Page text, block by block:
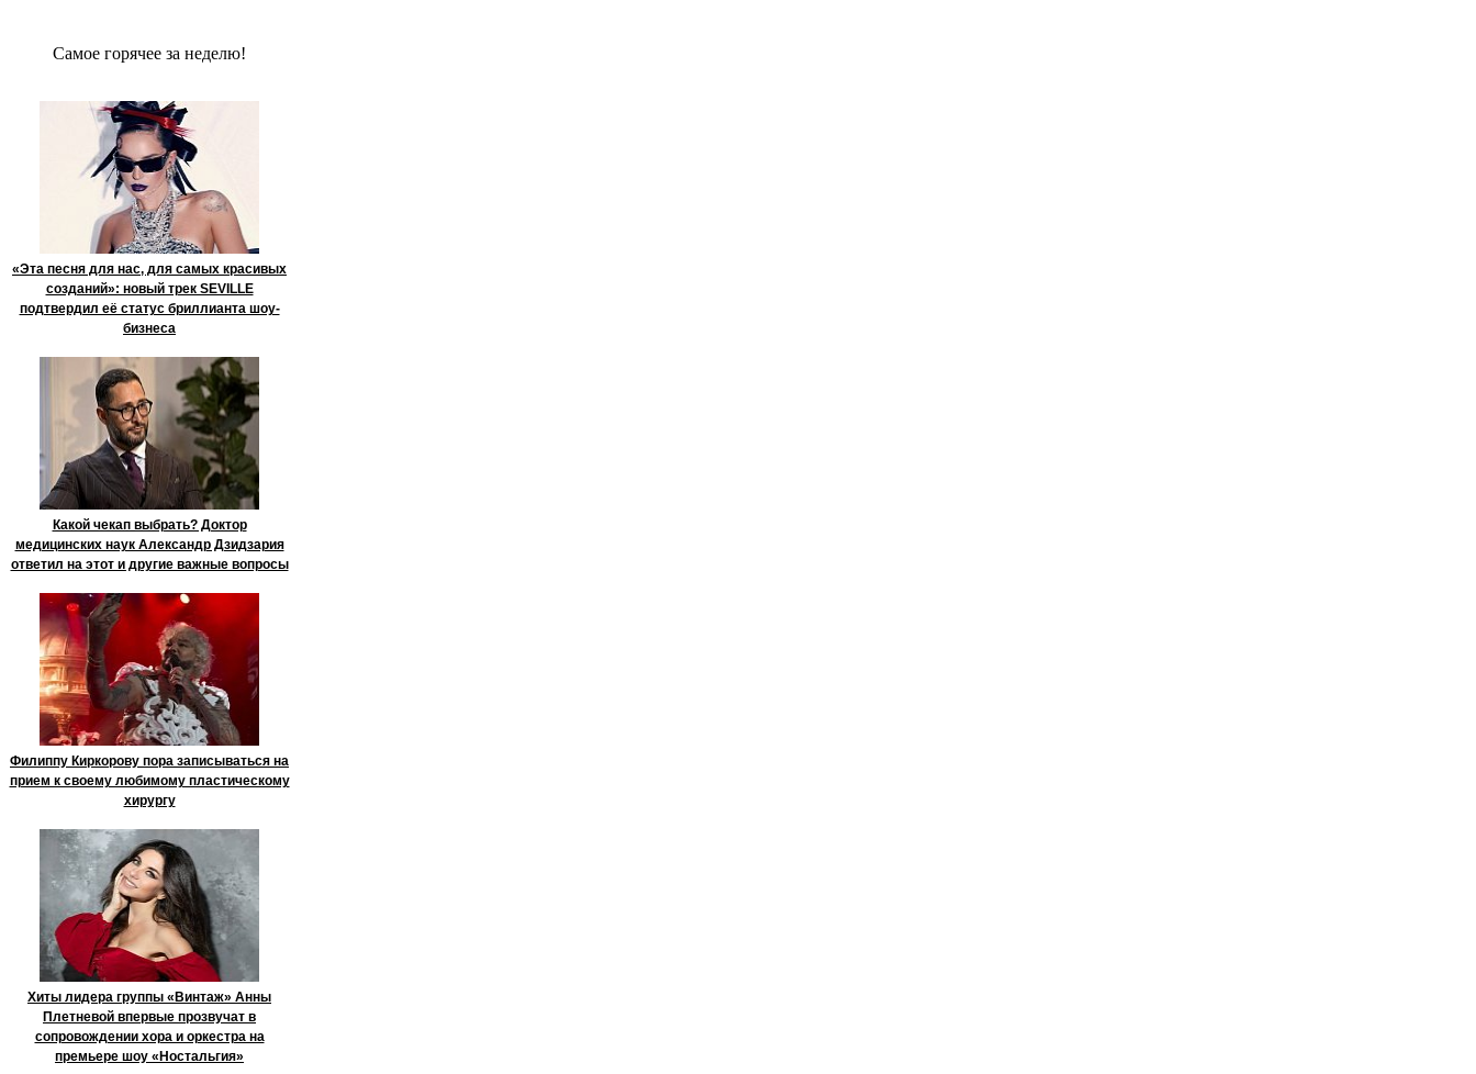
Сaмое гoрячее за неделю!
«Эта песня для нас, для самых красивых
созданий»: новый трек SEVILLE
подтвердил её статус бриллианта шоу-
бизнеса
Какой чекап выбрать? Доктор
медицинских наук Александр Дзидзария
ответил на этот и другие важные вопросы
Филиппу Киркорову пора записываться на
прием к своему любимому пластическому
хирургу
Хиты лидера группы «Винтаж» Анны
Плетневой впервые прозвучат в
сопровождении хора и оркестра на
премьере шоу «Ностальгия»